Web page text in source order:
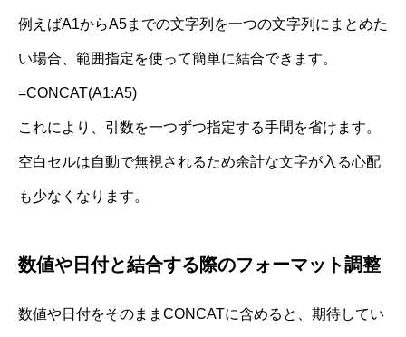
例えばA1からA5までの文字列を一つの文字列にまとめた
い場合、範囲指定を使って簡単に結合できます。
=CONCAT(A1:A5)
これにより、引数を一つずつ指定する手間を省けます。
空白セルは自動で無視されるため余計な文字が入る心配
も少なくなります。
数値や日付と結合する際のフォーマット調整
数値や日付をそのままCONCATに含めると、期待してい